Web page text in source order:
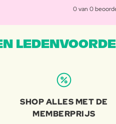
0 van 0
SHOP ALLES MET DE
MEMBERPRIJS